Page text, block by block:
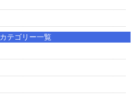
カテゴリー一覧